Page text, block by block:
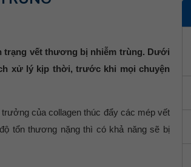
trạng vết thương bị nhiễm trùng. Dưới
xử lý kịp thời, trước khi mọi chuyện
của collagen thúc đẩy các mép vết
tổn thương nặng thì có khả năng sẽ bị